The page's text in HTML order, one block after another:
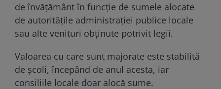
de învățământ în funcție de sumele alocate
de autoritățile administrației publice locale
sau alte venituri obținute potrivit legii.
Valoarea cu care sunt majorate este stabilită
de școli, începând de anul acesta, iar
consiliile locale doar alocă sume.